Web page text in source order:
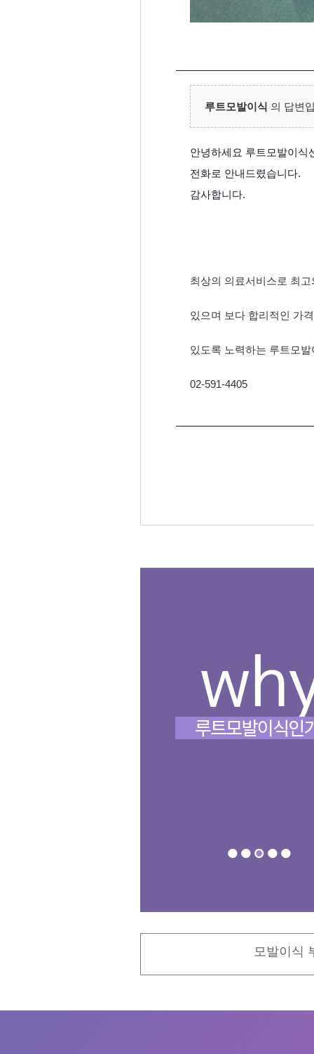
루트모발이식 의 답변
안녕하세요 루트모발이식
전화로 안내드렸습니다.
감사합니다.
최상의 의료서비스로 최
있으며 보다 합리적인 가
있도록 노력하는 루트모
02-591-4405
모발이식